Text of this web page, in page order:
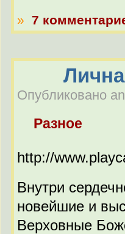
» 7
Опубликовано
Разное
http://
Внутри
новейшие и
Верховные